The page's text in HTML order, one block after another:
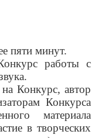
пяти минут.
работы с
Конкурс, автор
Конкурса
материала
в творческих